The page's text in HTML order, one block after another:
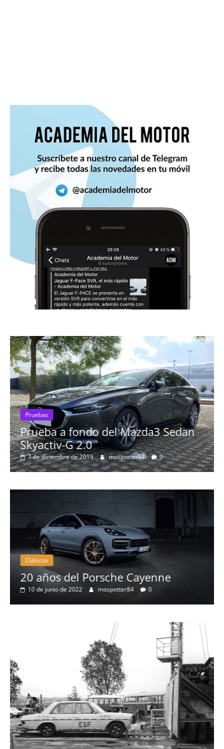
a fondo del Mazda3 Sedan
G 2.0
de diciembre de 2019 mospotter84 0
Pruebas
más
8 de
Clásicos
20 años del Porsche Cayenne